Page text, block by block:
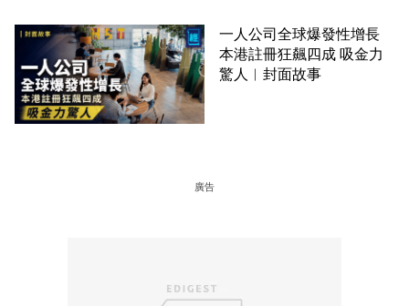
一人公司全球爆發性增長
本港註冊狂飆四成 吸金力
驚人︳封面故事
廣告